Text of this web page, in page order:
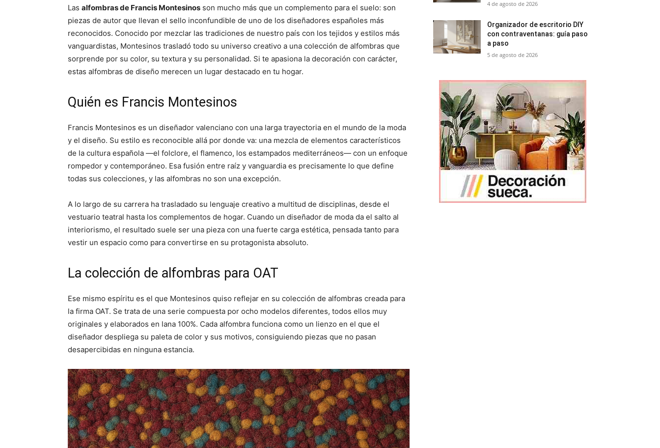
p
a
r
t
i
e
n
p
a
r
t
i
e
n
p
a
r
t
i
e
n
p
a
r
t
i
e
n
a
r
t
i
e
n
Las alfombras de Francis Montesinos son mucho más que un complemento para el suelo: son
piezas de autor que llevan el sello inconfundible de uno de los diseñadores españoles más
reconocidos. Conocido por mezclar las tradiciones de nuestro país con los tejidos y estilos más
vanguardistas, Montesinos trasladó todo su universo creativo a una colección de alfombras que
sorprende por su color, su textura y su personalidad. Si te apasiona la decoración con carácter,
estas alfombras de diseño merecen un lugar destacado en tu hogar.
Quién es Francis Montesinos
Francis Montesinos es un diseñador valenciano con una larga trayectoria en el mundo de la moda
y el diseño. Su estilo es reconocible allá por donde va: una mezcla de elementos característicos
de la cultura española —el folclore, el flamenco, los estampados mediterráneos— con un enfoque
rompedor y contemporáneo. Esa fusión entre raíz y vanguardia es precisamente lo que define
todas sus colecciones, y las alfombras no son una excepción.
A lo largo de su carrera ha trasladado su lenguaje creativo a multitud de disciplinas, desde el
vestuario teatral hasta los complementos de hogar. Cuando un diseñador de moda da el salto al
interiorismo, el resultado suele ser una pieza con una fuerte carga estética, pensada tanto para
vestir un espacio como para convertirse en su protagonista absoluto.
La colección de alfombras para OAT
Ese mismo espíritu es el que Montesinos quiso reflejar en su colección de alfombras creada para
la firma OAT. Se trata de una serie compuesta por ocho modelos diferentes, todos ellos muy
originales y elaborados en lana 100%. Cada alfombra funciona como un lienzo en el que el
diseñador despliega su paleta de color y sus motivos, consiguiendo piezas que no pasan
desapercibidas en ninguna estancia.
4 de agosto de 2026
Organizador de escritorio DIY
con contraventanas: guía paso
a paso
5 de agosto de 2026